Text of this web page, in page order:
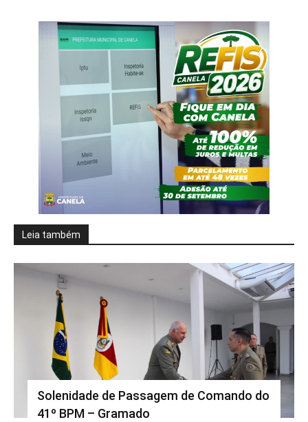
Leia também
Solenidade de Passagem de Comando do
41º BPM – Gramado